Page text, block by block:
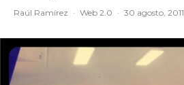
Raúl Ramírez · Web 2.0 · 30 agosto, 2011